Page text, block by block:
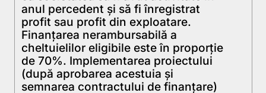
anul percedent și să fi înregistrat
profit sau profit din exploatare.
Finanțarea nerambursabilă a
cheltuielilor eligibile este în proporție
de 70%. Implementarea proiectului
(după aprobarea acestuia și
semnarea contractului de finanțare)